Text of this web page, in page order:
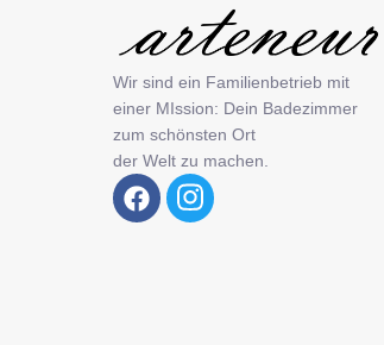
Wir sind ein Familienbetrieb mit
einer MIssion: Dein Badezimmer
zum schönsten Ort
der Welt zu machen.